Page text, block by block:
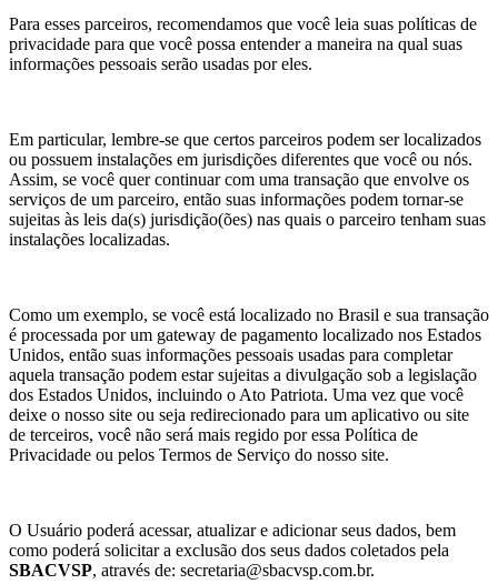
Para esses parceiros, recomendamos que você leia suas políticas de
privacidade para que você possa entender a maneira na qual suas
informações pessoais serão usadas por eles.
Em particular, lembre-se que certos parceiros podem ser localizados
ou possuem instalações em jurisdições diferentes que você ou nós.
Assim, se você quer continuar com uma transação que envolve os
serviços de um parceiro, então suas informações podem tornar-se
sujeitas às leis da(s) jurisdição(ões) nas quais o parceiro tenham suas
instalações localizadas.
Como um exemplo, se você está localizado no Brasil e sua transação
é processada por um gateway de pagamento localizado nos Estados
Unidos, então suas informações pessoais usadas para completar
aquela transação podem estar sujeitas a divulgação sob a legislação
dos Estados Unidos, incluindo o Ato Patriota. Uma vez que você
deixe o nosso site ou seja redirecionado para um aplicativo ou site
de terceiros, você não será mais regido por essa Política de
Privacidade ou pelos Termos de Serviço do nosso site.
O Usuário poderá acessar, atualizar e adicionar seus dados, bem
como poderá solicitar a exclusão dos seus dados coletados pela
SBACVSP, através de: secretaria@sbacvsp.com.br.